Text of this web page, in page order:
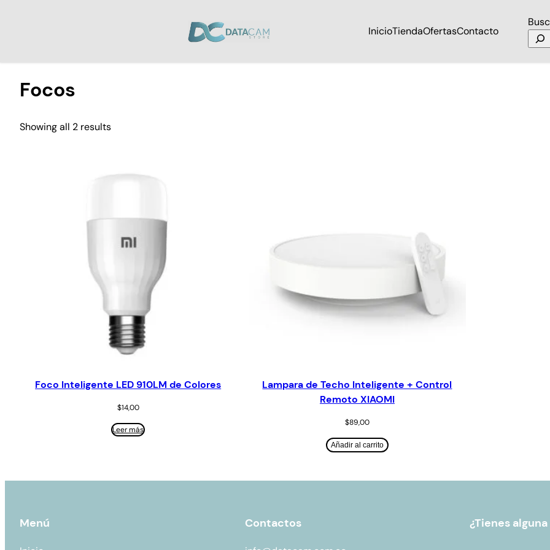
InicioTiendaOfertasContacto
Focos
Showing all 2 results
Foco Inteligente LED 910LM de Colores
$14,00
Leer más
Lampara de Techo Inteligente + Control
Remoto XIAOMI
$89,00
Añadir al carrito
Menú Contactos ¿Tienes